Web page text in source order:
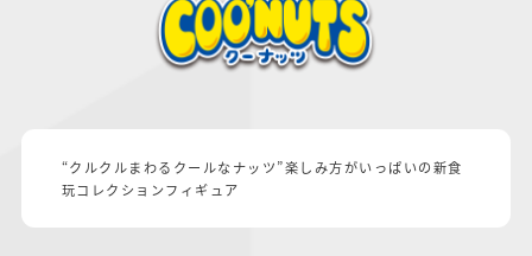
仮面ライダーシリー
ガンダムシリーズ
キャラパキ
にふぉるめーしょん
“クルクルまわるクールなナッツ”楽しみ方がいっぱいの新食
玩コレクションフィギュア